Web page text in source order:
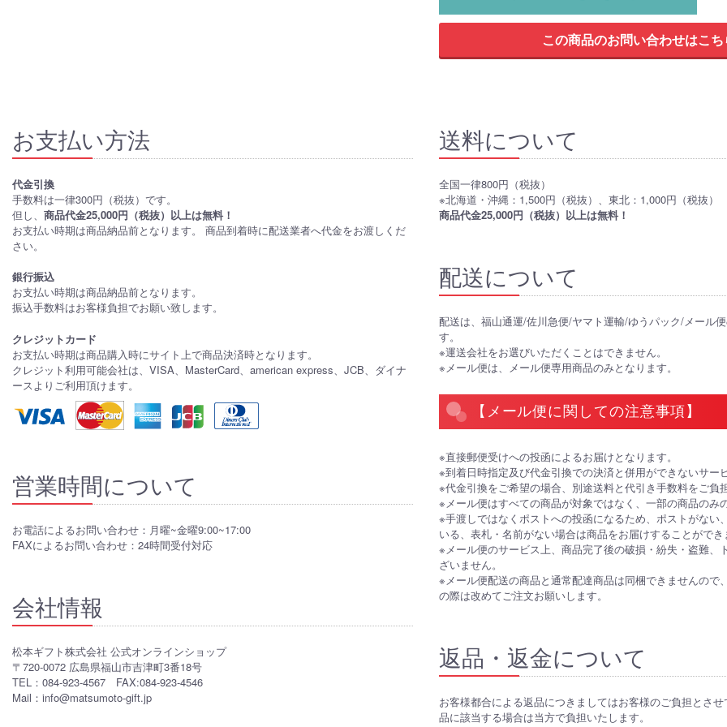
お支払い方法
代金引換
手数料は一律300円（税抜）です。
但し、 商品代金25,000円（税抜）以上は無料！
お支払い時期は商品納品前となります。 商品到着時に配送業者へ代金をお渡しくだ
さい。
銀行振込
お支払い時期は商品納品前となります。
振込手数料はお客様負担でお願い致します。
クレジットカード
お支払い時期は商品購入時にサイト上で商品決済時となります。
クレジット利用可能会社は、VISA、MasterCard、american express、JCB、ダイナ
ースよりご利用頂けます。
営業時間について
お電話によるお問い合わせ：月曜~金曜9:00~17:00
FAXによるお問い合わせ：24時間受付対応
会社情報
松本ギフト株式会社 公式オンラインショップ
〒720-0072 広島県福山市吉津町3番18号
TEL：084-923-4567 FAX:084-923-4546
Mail：info@matsumoto-gift.jp
送料について
全国一律800円（税抜）
※北海道・沖縄：1,500円（税抜）、東北：1,000円（税抜）
商品代金25,000円（税抜）以上は無料！
配送について
配送は、福山通運/佐川急便/ヤマト運輸/ゆうパック/メール
す。
※運送会社をお選びいただくことはできません。
※メール便は、メール便専用商品のみとなります。
【メール便に関しての注意事項】
※直接郵便受けへの投函によるお届けとなります。
※到着日時指定及び代金引換での決済と併用ができないサー
※代金引換をご希望の場合、別途送料と代引き手数料をご負
※メール便はすべての商品が対象ではなく、一部の商品のみ
※手渡しではなくポストへの投函になるため、ポストがない
いる、表札・名前がない場合は商品をお届けすることができ
※メール便のサービス上、商品完了後の破損・紛失・盗難、
ざいません。
※メール便配送の商品と通常配達商品は同梱できませんので
の際は改めてご注文お願いします。
返品・返金について
お客様都合による返品につきましてはお客様のご負担とさ
品に該当する場合は当方で負担いたします。